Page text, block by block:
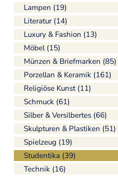
Lampen (19)
Literatur (14)
Luxury & Fashion (13)
Möbel (15)
Münzen & Briefmarken (85)
Porzellan & Keramik (161)
Religiöse Kunst (11)
Schmuck (61)
Silber & Versilbertes (66)
Skulpturen & Plastiken (51)
Spielzeug (19)
Studentika (39)
Technik (16)